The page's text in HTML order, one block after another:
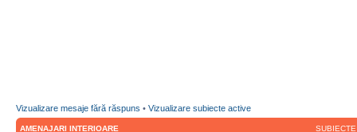
Vizualizare mesaje fără răspuns • Vizualizare subiecte active
AMENAJARI INTERIOARE SUBIECTE